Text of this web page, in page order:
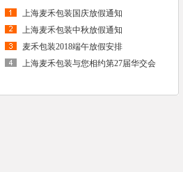
上海麦禾包装国庆放假通知
上海麦禾包装中秋放假通知
麦禾包装2018端午放假安排
上海麦禾包装与您相约第27届华交会